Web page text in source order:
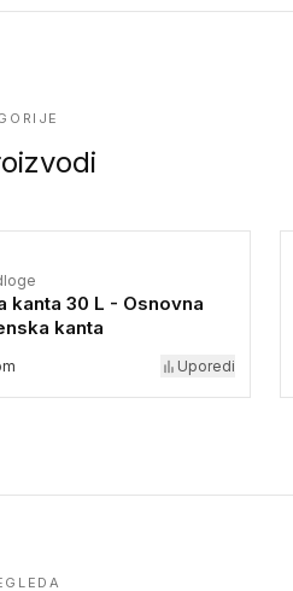
kanta 30 L - Osnovna
kanta
Uporedi